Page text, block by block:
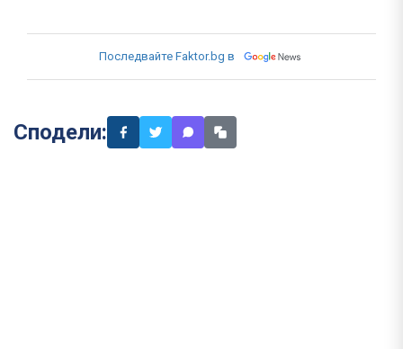
Последвайте Faktor.bg в
Сподели: